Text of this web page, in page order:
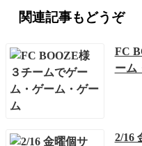
関連記事もどうぞ
FC
ーム
2/16